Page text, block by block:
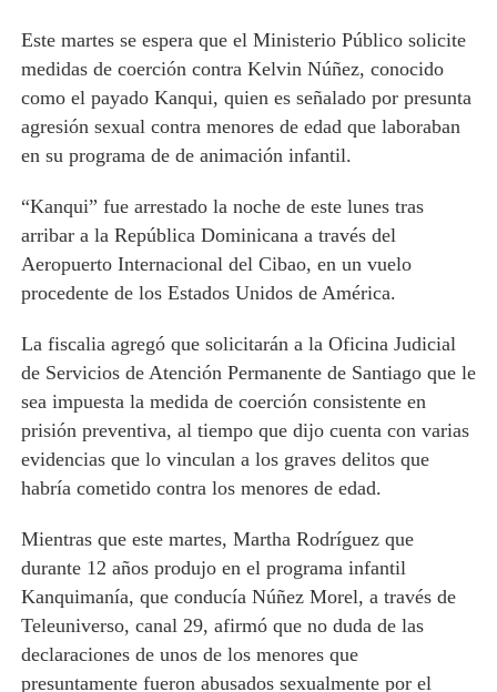
Este martes se espera que el Ministerio Público solicite
medidas de coerción contra Kelvin Núñez, conocido
como el payado Kanqui, quien es señalado por presunta
agresión sexual contra menores de edad que laboraban
en su programa de de animación infantil.
“Kanqui” fue arrestado la noche de este lunes tras
arribar a la República Dominicana a través del
Aeropuerto Internacional del Cibao, en un vuelo
procedente de los Estados Unidos de América.
La fiscalia agregó que solicitarán a la Oficina Judicial
de Servicios de Atención Permanente de Santiago que le
sea impuesta la medida de coerción consistente en
prisión preventiva, al tiempo que dijo cuenta con varias
evidencias que lo vinculan a los graves delitos que
habría cometido contra los menores de edad.
Mientras que este martes, Martha Rodríguez que
durante 12 años produjo en el programa infantil
Kanquimanía, que conducía Núñez Morel, a través de
Teleuniverso, canal 29, afirmó que no duda de las
declaraciones de unos de los menores que
presuntamente fueron abusados sexualmente por el